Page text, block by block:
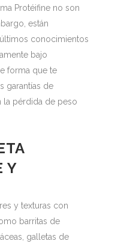
Protéifine no son
están
conocimientos
bajo
forma que te
garantías de
la pérdida de peso
Y
y texturas con
barritas de
galletas de